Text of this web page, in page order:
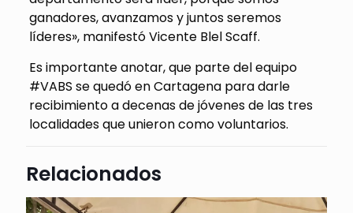
ganadores, avanzamos y juntos seremos
líderes», manifestó Vicente Blel Scaff.
Es importante anotar, que parte del equipo
#VABS se quedó en Cartagena para darle
recibimiento a decenas de jóvenes de las tres
localidades que unieron como voluntarios.
Relacionados